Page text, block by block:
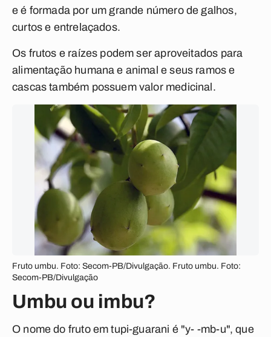
e é formada por um grande número de galhos,
curtos e entrelaçados.
Os frutos e raízes podem ser aproveitados para
alimentação humana e animal e seus ramos e
cascas também possuem valor medicinal.
Fruto umbu. Foto: Secom-PB/Divulgação. Fruto umbu. Foto:
Secom-PB/Divulgação
Umbu ou imbu?
O nome do fruto em tupi-guarani é "y- -mb-u", que